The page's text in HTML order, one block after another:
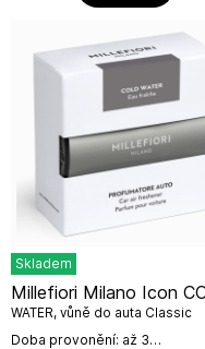
Skladem
Doba provonění: až 3
Millefiori Milano Icon COLD
WATER, vůně do auta Classic